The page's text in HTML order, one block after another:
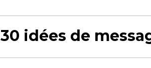
30 idées de